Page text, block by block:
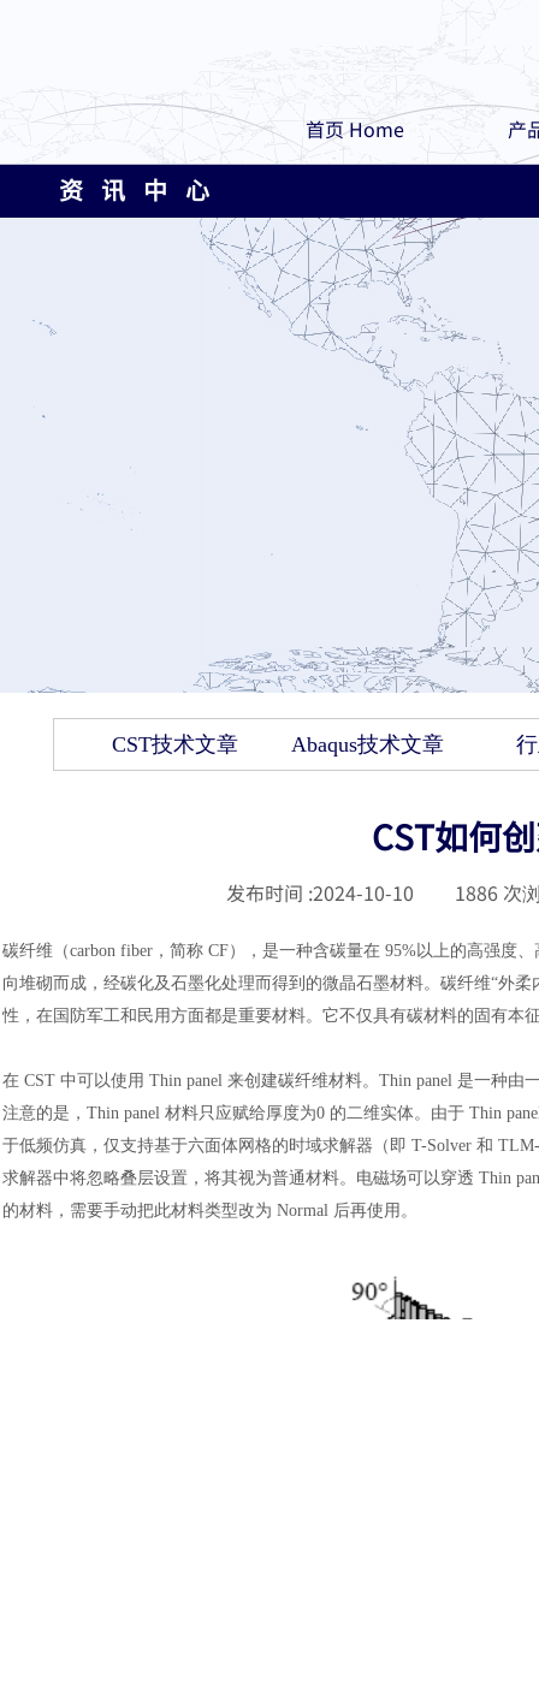
首页 Home 产
资 讯 中 心
CST技术文章 Abaqus技术文章
CST如何
发布时间 :2024-10-10 1886 次
碳纤维（carbon fiber，简称 CF），是一种含碳量在 95%以上的高强度
向堆砌而成，经碳化及石墨化处理而得到的微晶石墨材料。碳纤维“外
性，在国防军工和民用方面都是重要材料。它不仅具有碳材料的固有本
在 CST 中可以使用 Thin panel 来创建碳纤维材料。Thin panel 是一种
注意的是，Thin panel 材料只应赋给厚度为0 的二维实体。由于 Thin
于低频仿真，仅支持基于六面体网格的时域求解器（即 T-Solver 和
求解器中将忽略叠层设置，将其视为普通材料。电磁场可以穿透 Thin
的材料，需要手动把此材料类型改为 Normal 后再使用。